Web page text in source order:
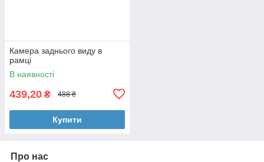
Камера заднього виду в
рамці
В наявності
439,20 ₴ 488 ₴
Купити
Про нас